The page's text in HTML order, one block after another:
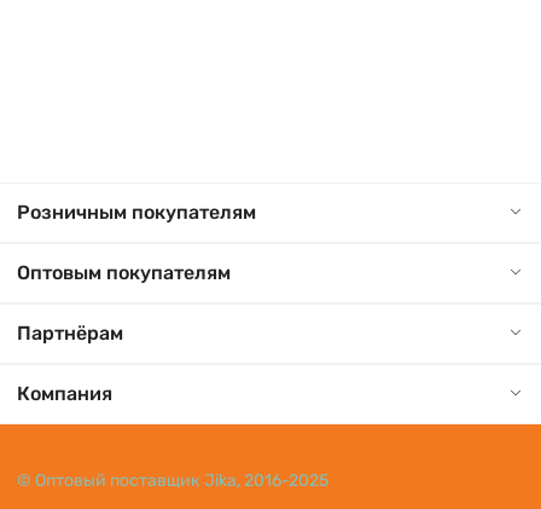
Розничным покупателям
Оптовым покупателям
Партнёрам
Компания
© Оптовый поставщик Jika, 2016-2025